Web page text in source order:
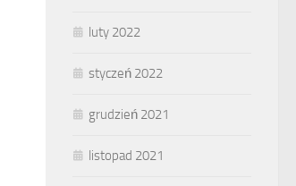
luty 2022
styczeń 2022
grudzień 2021
listopad 2021